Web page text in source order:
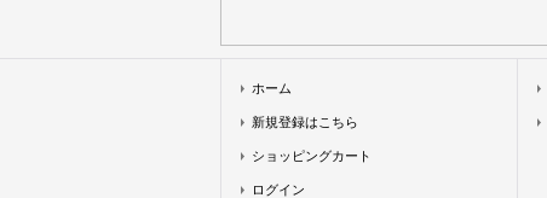
ホーム
新規登録はこちら
ショッピングカート
ログイン